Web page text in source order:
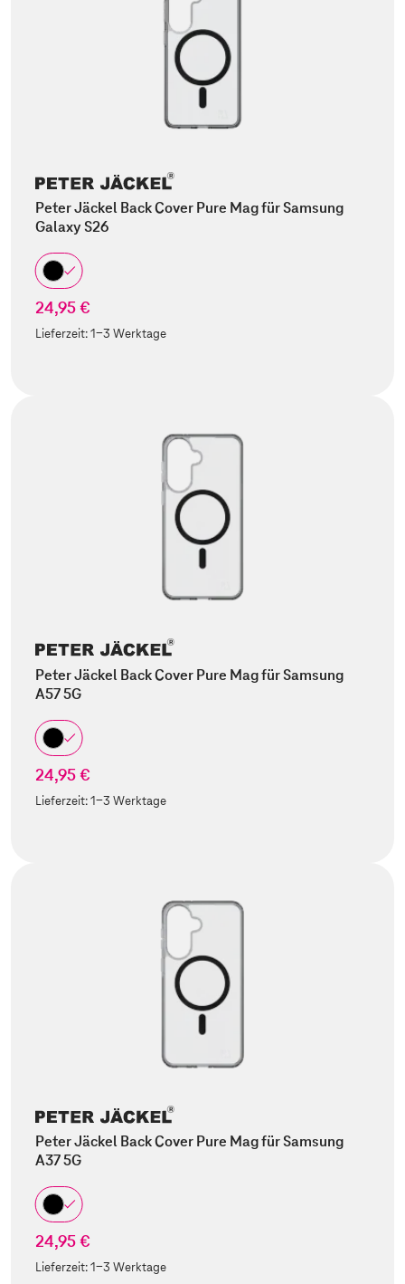
Peter Jäckel Back Cover Pure Mag für Samsung
Galaxy S26
24,95 €
Lieferzeit:1-3 Werktage
Peter Jäckel Back Cover Pure Mag für Samsung
A57 5G
24,95 €
Lieferzeit:1-3 Werktage
Peter Jäckel Back Cover Pure Mag für Samsung
A37 5G
24,95 €
Lieferzeit:1-3 Werktage